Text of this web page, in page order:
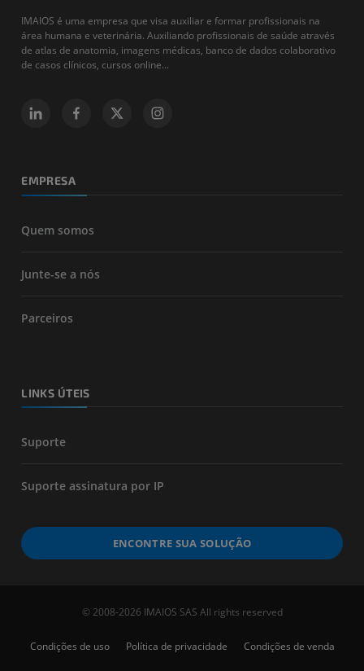
IMAIOS é uma empresa que visa auxiliar e formar profissionais na
área humana e veterinária. Auxiliando profissionais de saúde através
de atlas de anatomia, imagens médicas, banco de dados colaborativo
de casos clínicos, cursos online...
EMPRESA
Quem somos
Junte-se a nós
Parceiros
LINKS ÚTEIS
Suporte
Suporte assinatura por IP
ENCONTRE SUA SOLUÇÃO
© 2008-2026 IMAIOS SAS All rights reserved
Condições de uso Política de privacidade Condições de venda